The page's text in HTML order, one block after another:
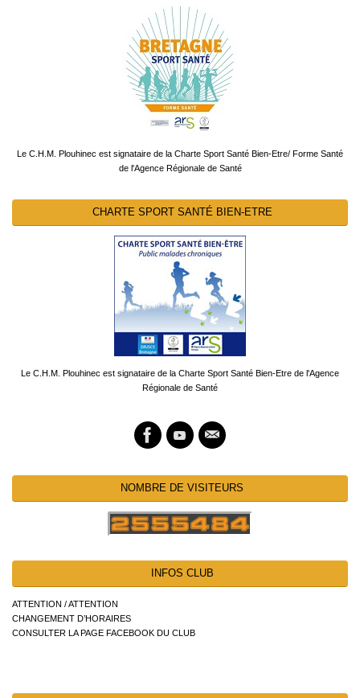
Le C.H.M. Plouhinec est signataire de la Charte Sport Santé Bien-Etre/ Forme Santé
de l'Agence Régionale de Santé
CHARTE SPORT SANTÉ BIEN-ETRE
Le C.H.M. Plouhinec est signataire de la Charte Sport Santé Bien-Etre de l'Agence
Régionale de Santé
NOMBRE DE VISITEURS
INFOS CLUB
ATTENTION / ATTENTION
CHANGEMENT D’HORAIRES
CONSULTER LA PAGE FACEBOOK DU CLUB